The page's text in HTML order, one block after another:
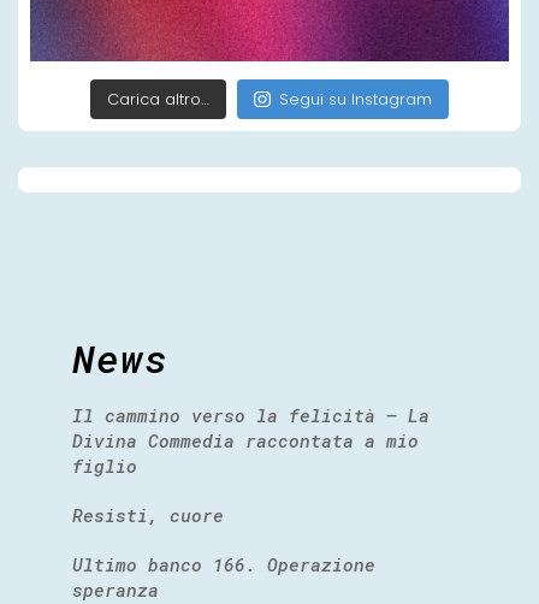
Carica altro… Segui su Instagram
News
Il cammino verso la felicità – La
Divina Commedia raccontata a mio
figlio
Resisti, cuore
Ultimo banco 166. Operazione
speranza